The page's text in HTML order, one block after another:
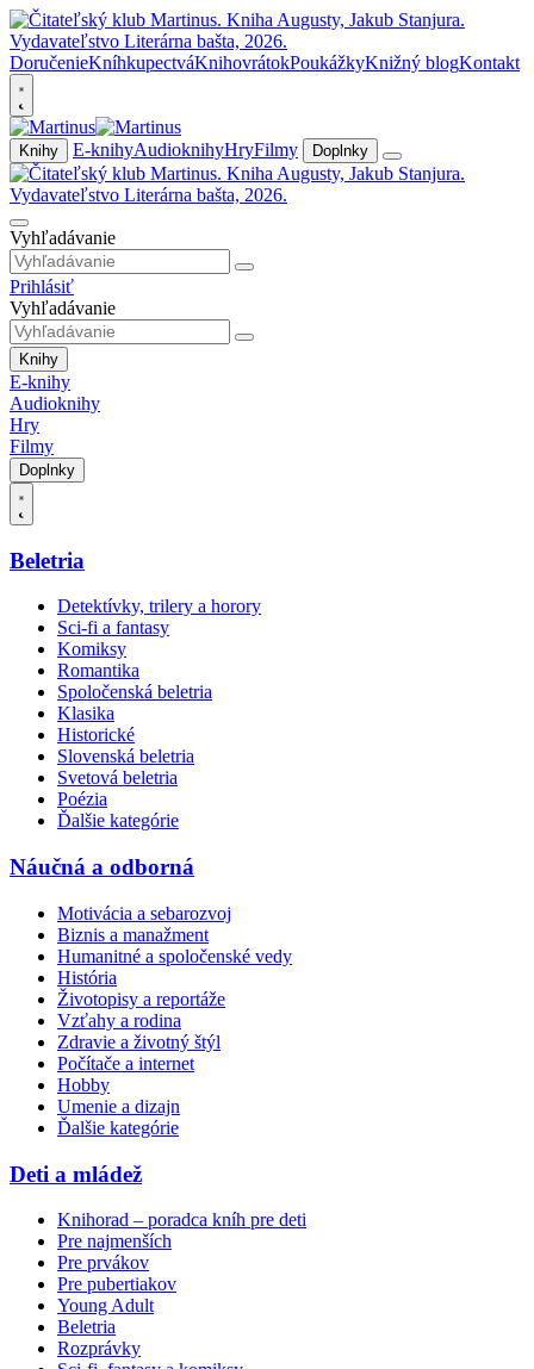
DoručenieKníhkupectváKnihovrátokPoukážkyKnižný blogKontakt
Knihy E-knihyAudioknihyHryFilmy Doplnky
Vyhľadávanie
Prihlásiť
Vyhľadávanie
Knihy
E-knihy
Audioknihy
Hry
Filmy
Doplnky
Beletria
Detektívky, trilery a horory
Sci-fi a fantasy
Komiksy
Romantika
Spoločenská beletria
Klasika
Historické
Slovenská beletria
Svetová beletria
Poézia
Ďalšie kategórie
Náučná a odborná
Motivácia a sebarozvoj
Biznis a manažment
Humanitné a spoločenské vedy
História
Životopisy a reportáže
Vzťahy a rodina
Zdravie a životný štýl
Počítače a internet
Hobby
Umenie a dizajn
Ďalšie kategórie
Deti a mládež
Knihorad – poradca kníh pre deti
Pre najmenších
Pre prvákov
Pre pubertiakov
Young Adult
Beletria
Rozprávky